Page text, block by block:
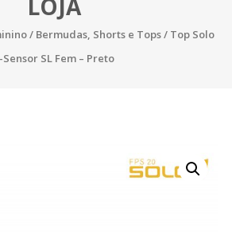
LOJA
/ Bermudas, Shorts e Tops/ Top Solo
Sensor SL Fem – Preto